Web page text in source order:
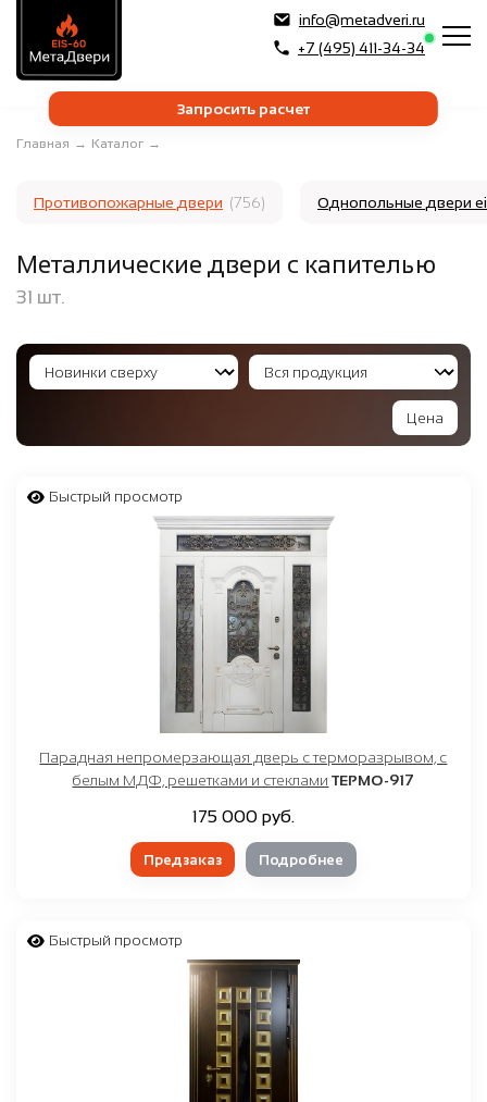
info@metadveri.ru
+7 (495) 411-34-34
Запросить расчет
Главная → Каталог →
Противопожарные двери (756) Однопольные двери
Металлические двери с капителью
31 шт.
Цена
от
Быстрый просмотр
Парадная непромерзающая дверь с терморазрывом, с
белым МДФ, решетками и стеклами ТЕРМО-917
175 000 руб.
Предзаказ Подробнее
Быстрый просмотр